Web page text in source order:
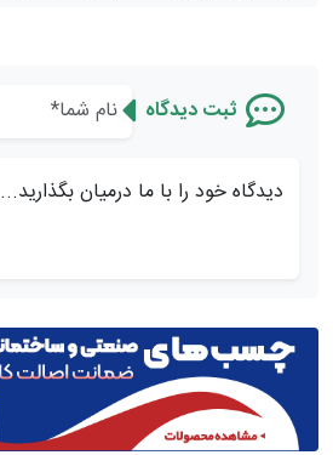
ثبت دیدگاه
دیدگاه خود را با ما درمیان بگذارید...